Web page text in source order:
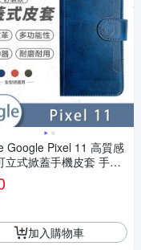
Google Pixel 11 高質感
立式掀蓋手機皮套 手機
加入購物車